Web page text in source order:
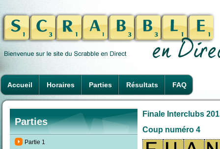
Accueil Horaires Parties Résultats FAQ
Parties
Partie 1
Finale Interclubs
Coup numéro 4